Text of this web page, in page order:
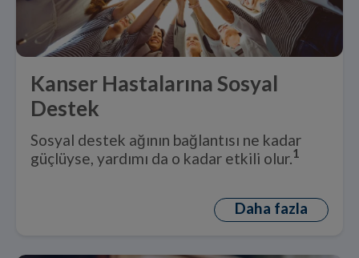
Kanser Hastalarına Sosyal
Destek
Sosyal destek ağının bağlantısı ne kadar
güçlüyse, yardımı da o kadar etkili olur.1
Daha fazla